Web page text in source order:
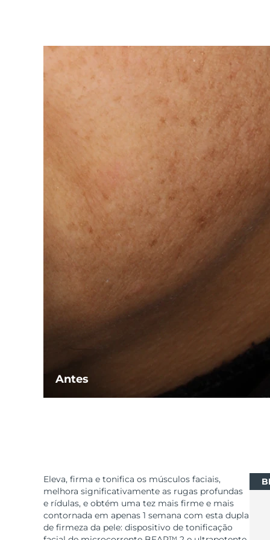
Antes
Eleva, firma e tonifica os músculos faciais,
melhora significativamente as rugas profundas
e rídulas, e obtém uma tez mais firme e mais
contornada em apenas 1 semana com esta dupla
de firmeza da pele: dispositivo de tonificação